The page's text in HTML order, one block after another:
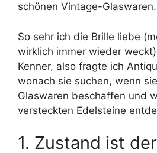
schönen Vintage-Glaswaren.
So sehr ich die Brille liebe
wirklich immer wieder
Kenner, also fragte ich
wonach sie suchen, wenn
Glaswaren beschaffen und
versteckten Edelsteine
1. Zustand ist